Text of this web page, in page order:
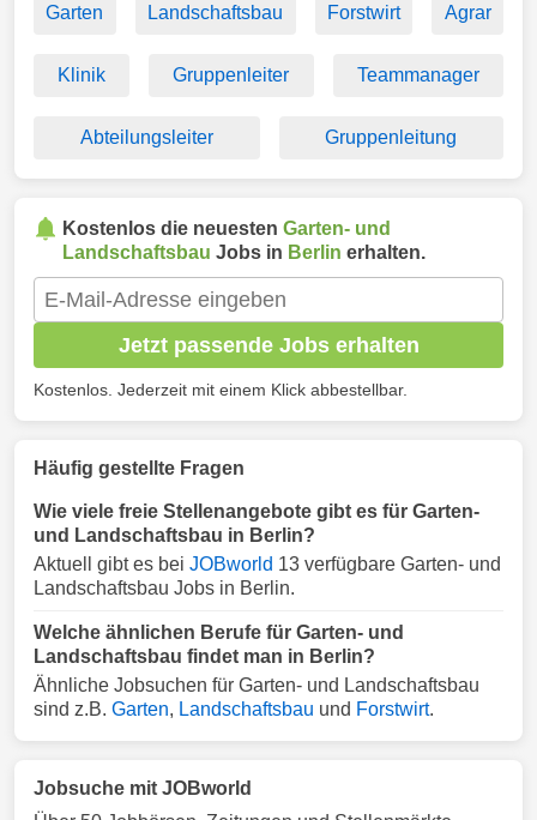
Garten Landschaftsbau Forstwirt Agrar
Klinik Gruppenleiter Teammanager
Abteilungsleiter Gruppenleitung
Kostenlos die neuesten Garten- und
Landschaftsbau Jobs in Berlin erhalten.
Jetzt passende Jobs erhalten
Kostenlos. Jederzeit mit einem Klick abbestellbar.
Häufig gestellte Fragen
Wie viele freie Stellenangebote gibt es für Garten-
und Landschaftsbau in Berlin?
Aktuell gibt es bei JOBworld 13 verfügbare Garten- und
Landschaftsbau Jobs in Berlin.
Welche ähnlichen Berufe für Garten- und
Landschaftsbau findet man in Berlin?
Ähnliche Jobsuchen für Garten- und Landschaftsbau
sind z.B. Garten, Landschaftsbau und Forstwirt.
Jobsuche mit JOBworld